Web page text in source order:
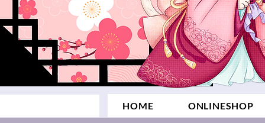
HOME ONLINESHOP